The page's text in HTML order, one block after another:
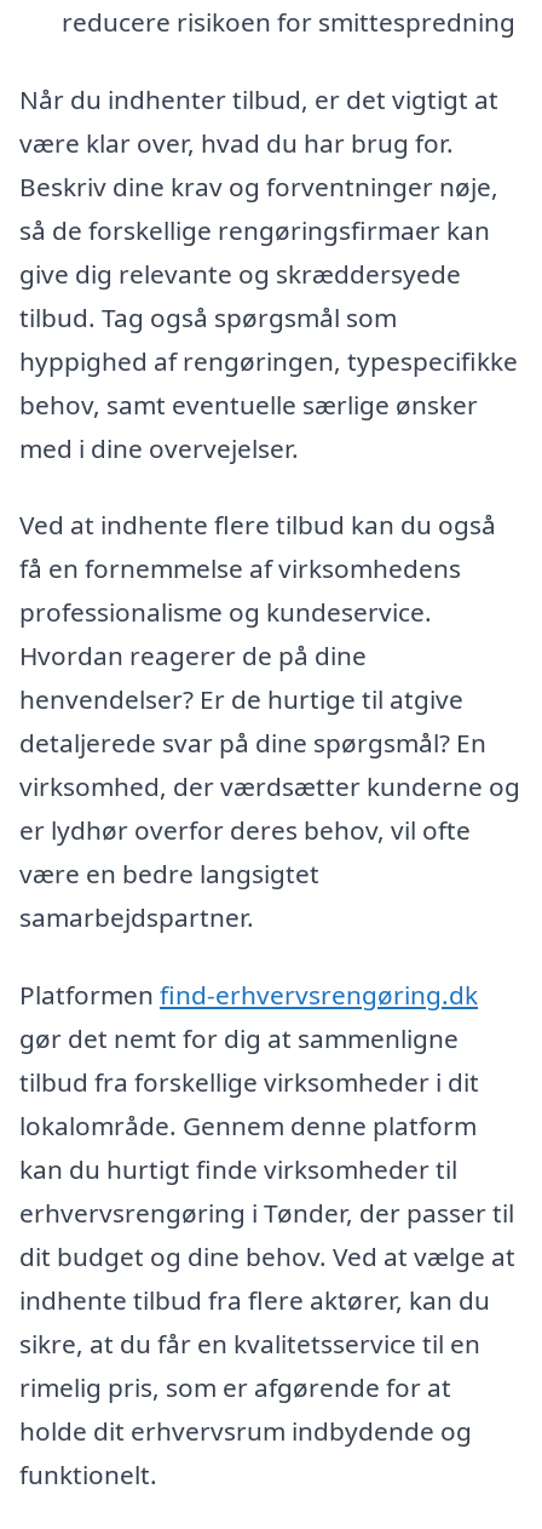
reducere risikoen for smittespredning
Når du indhenter tilbud, er det vigtigt at
være klar over, hvad du har brug for.
Beskriv dine krav og forventninger nøje,
så de forskellige rengøringsfirmaer kan
give dig relevante og skræddersyede
tilbud. Tag også spørgsmål som
hyppighed af rengøringen, typespecifikke
behov, samt eventuelle særlige ønsker
med i dine overvejelser.
Ved at indhente flere tilbud kan du også
få en fornemmelse af virksomhedens
professionalisme og kundeservice.
Hvordan reagerer de på dine
henvendelser? Er de hurtige til atgive
detaljerede svar på dine spørgsmål? En
virksomhed, der værdsætter kunderne og
er lydhør overfor deres behov, vil ofte
være en bedre langsigtet
samarbejdspartner.
Platformen find-erhvervsrengøring.dk
gør det nemt for dig at sammenligne
tilbud fra forskellige virksomheder i dit
lokalområde. Gennem denne platform
kan du hurtigt finde virksomheder til
erhvervsrengøring i Tønder, der passer til
dit budget og dine behov. Ved at vælge at
indhente tilbud fra flere aktører, kan du
sikre, at du får en kvalitetsservice til en
rimelig pris, som er afgørende for at
holde dit erhvervsrum indbydende og
funktionelt.